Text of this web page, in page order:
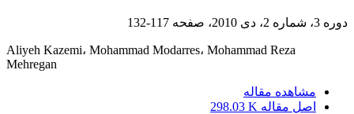
دوره 3، شماره 2، دی 2010، صفحه 117-132
Aliyeh Kazemi، Mohammad Modarres، Mohammad Reza
Mehregan
مشاهده مقاله
اصل مقاله 298.03 K